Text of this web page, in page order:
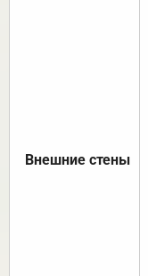
Внешние стены